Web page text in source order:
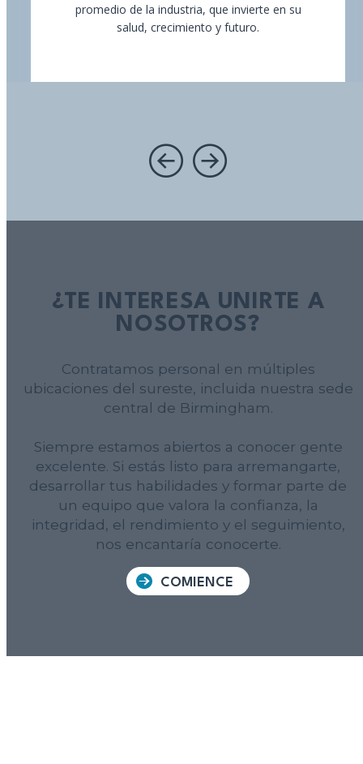
promedio de la industria, que invierte en su
salud, crecimiento y futuro.
¿TE INTERESA UNIRTE A
NOSOTROS?
Contratamos personal en múltiples
ubicaciones del sureste, incluida nuestra sede
central de Birmingham.
Siempre estamos abiertos a conocer gente
excelente. Si estás listo para arremangarte,
desarrollar tus habilidades y formar parte de
un equipo que valora la confianza, la
integridad, el rendimiento y el seguimiento,
nos encantaría conocerte.
COMIENCE